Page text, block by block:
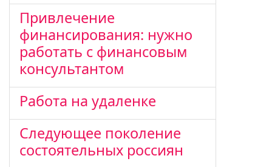
Привлечение
финансирования: нужно
работать с финансовым
консультантом
Работа на удаленке
Следующее поколение
состоятельных россиян